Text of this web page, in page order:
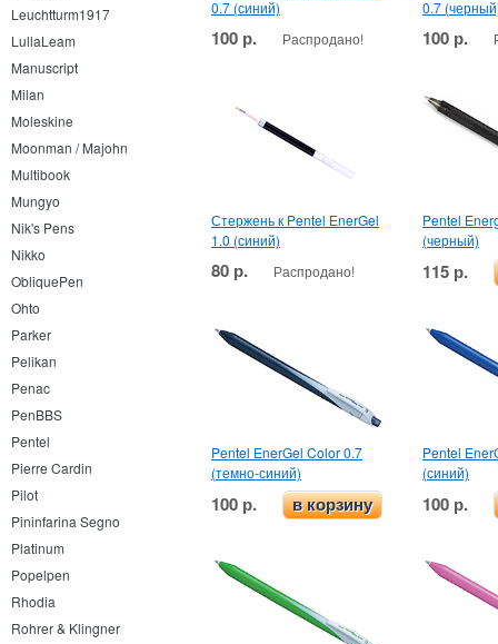
Leuchtturm1917
LullaLeam
Manuscript
Milan
Moleskine
Moonman / Majohn
Multibook
Mungyo
Nik's Pens
Nikko
ObliquePen
Ohto
Parker
Pelikan
Penac
PenBBS
Pentel
Pierre Cardin
Pilot
Pininfarina Segno
Platinum
Popelpen
Rhodia
Rohrer & Klingner
0.7 (синий)
100 р. Распродано!
0.7
100 р.
Стержень к Pentel EnerGel
1.0 (синий)
80 р. Распродано!
Pentel
(черный)
115 р.
Pentel EnerGel Color 0.7
(темно-синий)
100 р. в корзину
Pentel
(синий)
100 р.